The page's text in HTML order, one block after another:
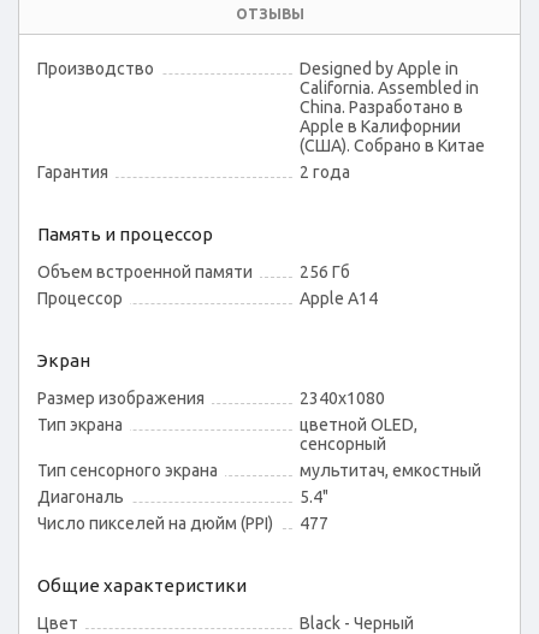
ОТЗЫВЫ
Производство
Designed by Apple in
California. Assembled in
China. Разработано в
Apple в Калифорнии
(США). Собрано в Китае
Гарантия
2 года
Память и процессор
Объем встроенной памяти
256 Гб
Процессор
Apple A14
Экран
Размер изображения
2340x1080
Тип экрана
цветной OLED,
сенсорный
Тип сенсорного экрана
мультитач, емкостный
Диагональ
5.4"
Число пикселей на дюйм (PPI)
477
Общие характеристики
Цвет
Black - Черный